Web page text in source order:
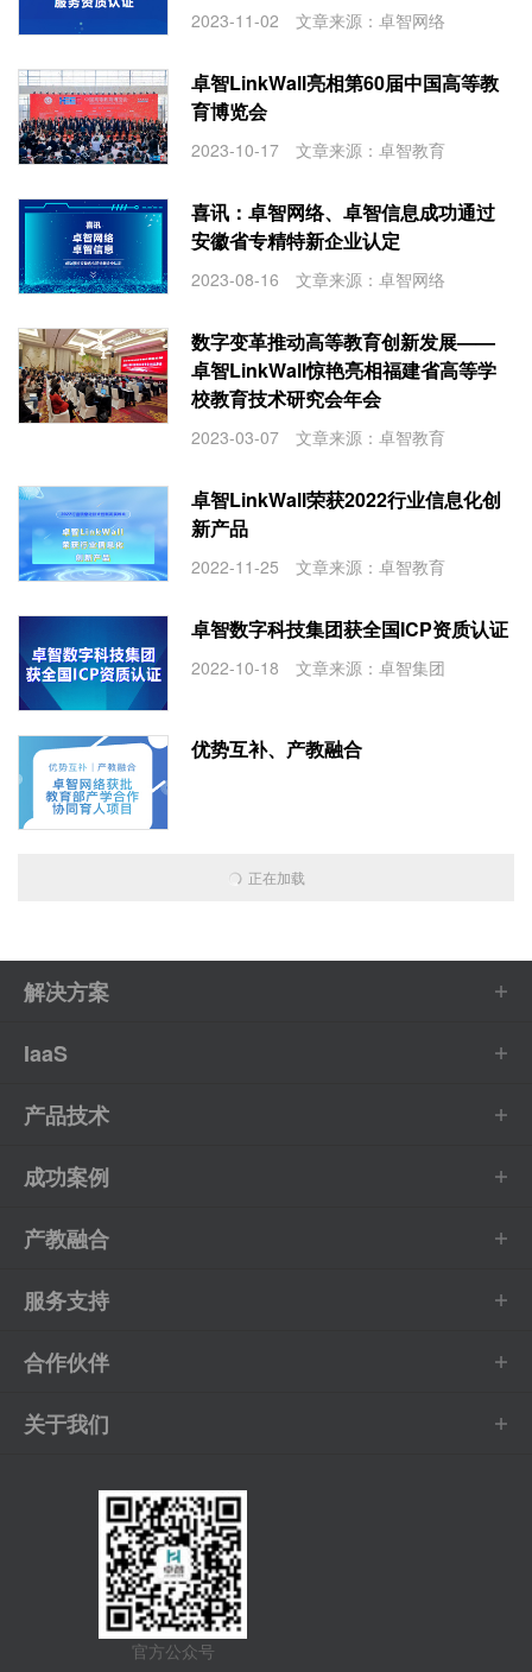
2023-11-02 文章来源：卓智网络
卓智LinkWall亮相第60届中国高等教
育博览会
2023-10-17 文章来源：卓智教育
喜讯：卓智网络、卓智信息成功通过
安徽省专精特新企业认定
2023-08-16 文章来源：卓智网络
数字变革推动高等教育创新发展——
卓智LinkWall惊艳亮相福建省高等学
校教育技术研究会年会
2023-03-07 文章来源：卓智教育
卓智LinkWall荣获2022行业信息化创
新产品
2022-11-25 文章来源：卓智教育
卓智数字科技集团获全国ICP资质认证
2022-10-18 文章来源：卓智集团
优势互补、产教融合
正在加载
解决方案
IaaS
产品技术
成功案例
产教融合
服务支持
合作伙伴
关于我们
官方公众号